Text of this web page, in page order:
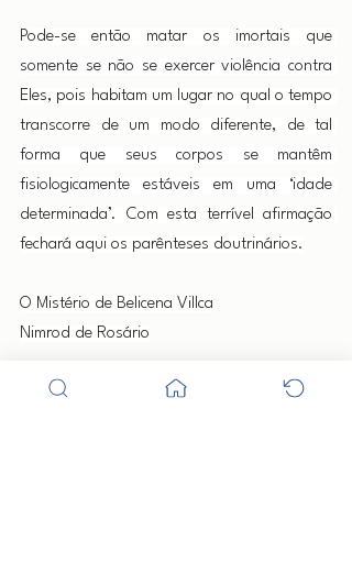
Pode-se então matar os imortais que
somente se não se exercer violência contra
Eles, pois habitam um lugar no qual o tempo
transcorre de um modo diferente, de tal
forma que seus corpos se mantêm
fisiologicamente estáveis em uma ‘idade
determinada’. Com esta terrível afirmação
fechará aqui os parênteses doutrinários.
O Mistério de Belicena Villca
Nimrod de Rosário
OISA - Casa de OGY - Cotia - SP